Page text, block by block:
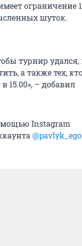
ограничение
шуток.
турнир
а также тех,
15.00», – добавил
Instagram